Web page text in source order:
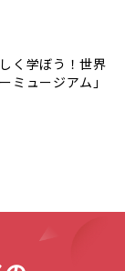
く学ぼう！世界
ミュージアム」